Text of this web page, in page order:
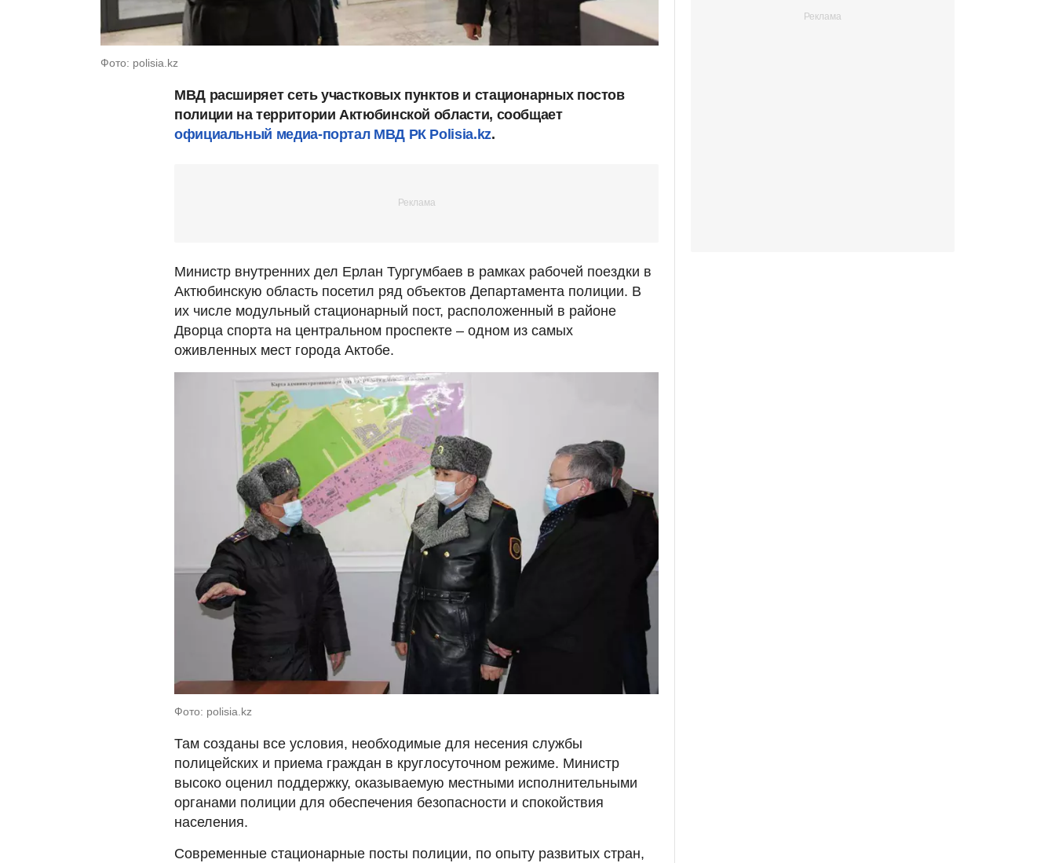
Фото: polisia.kz
МВД расширяет сеть участковых пунктов и стационарных постов
полиции на территории Актюбинской области, сообщает
официальный медиа-портал МВД РК Polisia.kz.
Министр внутренних дел Ерлан Тургумбаев в рамках рабочей поездки в
Актюбинскую область посетил ряд объектов Департамента полиции. В
их числе модульный стационарный пост, расположенный в районе
Дворца спорта на центральном проспекте – одном из самых
оживленных мест города Актобе.
Фото: polisia.kz
Там созданы все условия, необходимые для несения службы
полицейских и приема граждан в круглосуточном режиме. Министр
высоко оценил поддержку, оказываемую местными исполнительными
органами полиции для обеспечения безопасности и спокойствия
населения.
Современные стационарные посты полиции, по опыту развитых стран,